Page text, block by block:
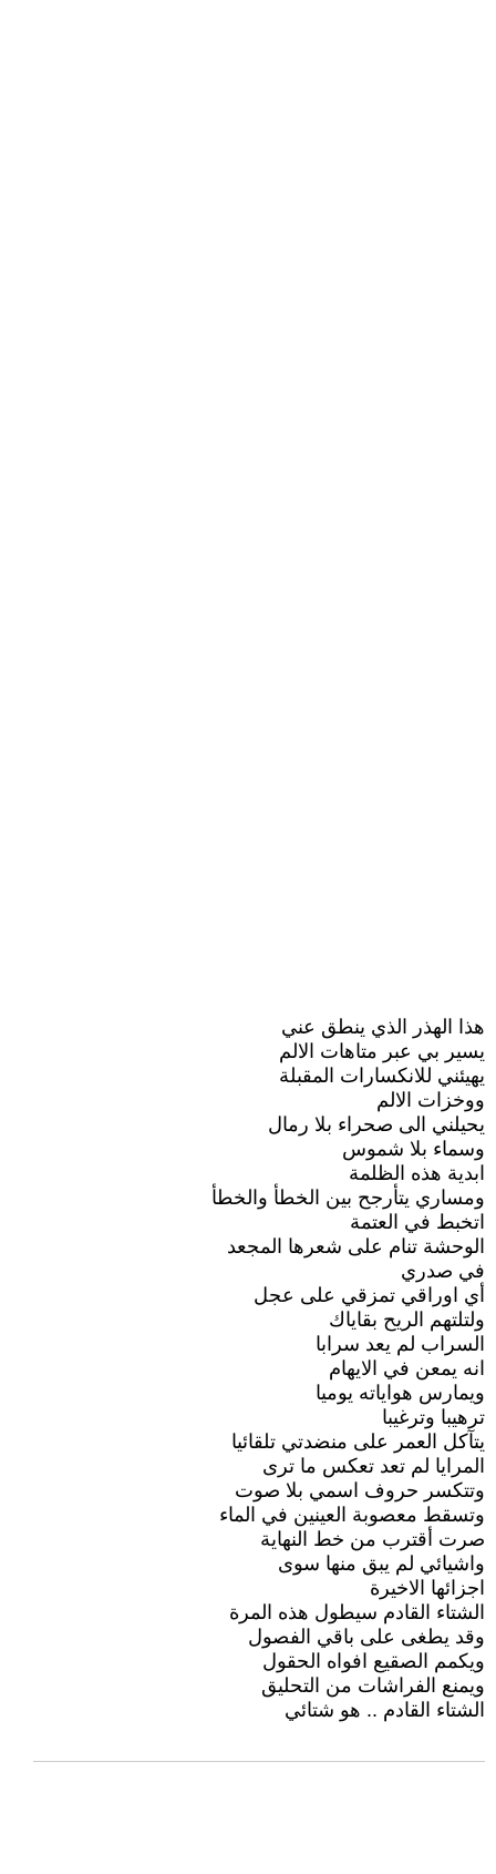
هذا الهذر الذي ينطق عني
يسير بي عبر متاهات الالم
يهيئني للانكسارات المقبلة
ووخزات الالم
يحيلني الى صحراء بلا رمال
وسماء بلا شموس
ابدية هذه الظلمة
ومساري يتأرجح بين الخطأ والخطأ
اتخبط في العتمة
الوحشة تنام على شعرها المجعد
في صدري
أي اوراقي تمزقي على عجل
ولتلتهم الريح بقاياك
السراب لم يعد سرابا
انه يمعن في الايهام
ويمارس هواياته يوميا
ترهيبا وترغيبا
يتآكل العمر على منضدتي تلقائيا
المرايا لم تعد تعكس ما ترى
وتتكسر حروف اسمي بلا صوت
وتسقط معصوبة العينين في الماء
صرت أقترب من خط النهاية
واشيائي لم يبق منها سوى
اجزائها الاخيرة
الشتاء القادم سيطول هذه المرة
وقد يطغى على باقي الفصول
ويكمم الصقيع افواه الحقول
ويمنع الفراشات من التحليق
الشتاء القادم .. هو شتائي